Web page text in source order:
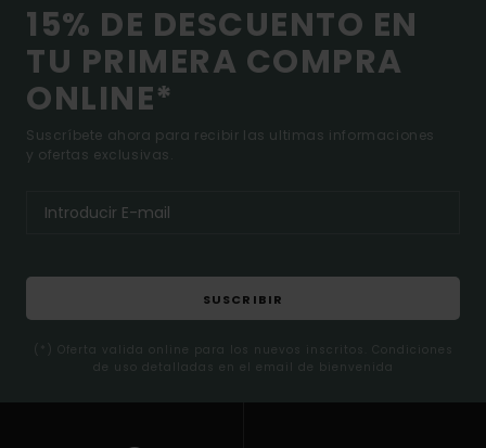
15% DE DESCUENTO EN
TU PRIMERA COMPRA
ONLINE*
Suscríbete ahora para recibir las ultimas informaciones
y ofertas exclusivas.
SUSCRIBIR
(*) Oferta valida online para los nuevos inscritos. Condiciones
de uso detalladas en el email de bienvenida